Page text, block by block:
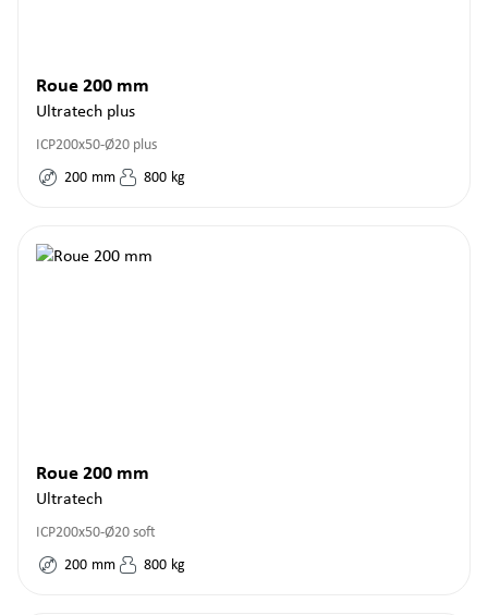
Roue 200 mm
Ultratech plus
ICP200x50-Ø20 plus
200 mm 800 kg
Roue 200 mm
Ultratech
ICP200x50-Ø20 soft
200 mm 800 kg